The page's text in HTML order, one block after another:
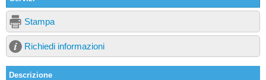
Stampa
Richiedi informazioni
Descrizione